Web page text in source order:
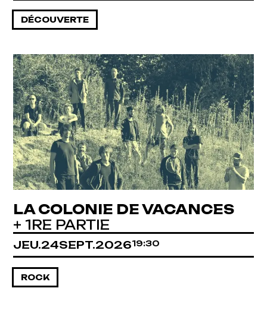
DÉCOUVERTE
LA COLONIE DE VACANCES
+ 1RE PARTIE
JEUDI
JEU.24SEPTEMBRE
SEPT.202619:30
ROCK